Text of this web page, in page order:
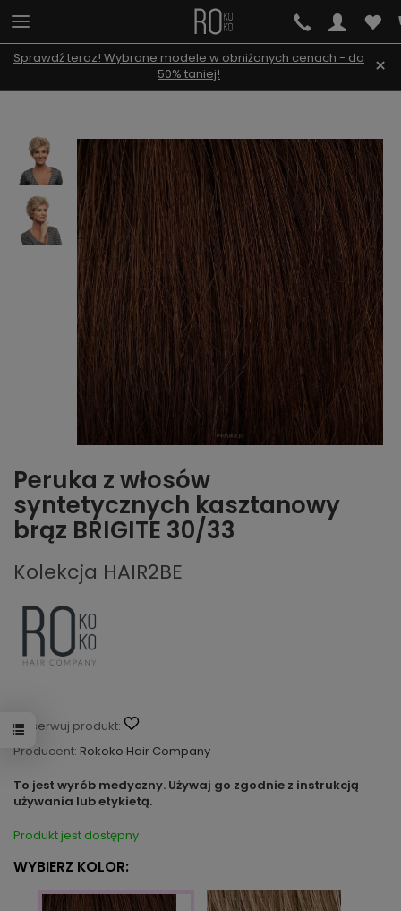
Sprawdź teraz! Wybrane modele w obniżonych cenach - do
50% taniej!
×
Peruka z włosów
syntetycznych kasztanowy
brąz BRIGITE 30/33
Kolekcja HAIR2BE
Obserwuj produkt:
Producent: Rokoko Hair Company
To jest wyrób medyczny. Używaj go zgodnie z instrukcją
używania lub etykietą.
Produkt jest dostępny
WYBIERZ KOLOR: